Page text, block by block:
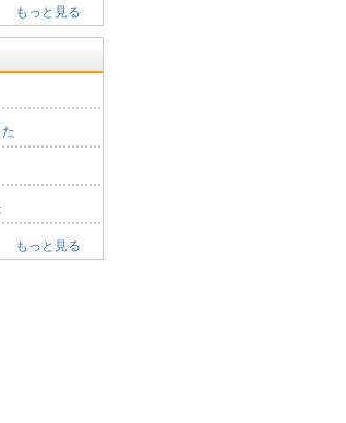
もっと見る
もっと見る